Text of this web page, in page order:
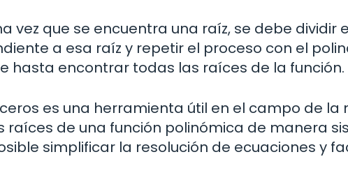
vez que se encuentra una raíz, se debe dividir
a esa raíz y repetir el proceso con el
hasta encontrar todas las raíces de la función.
es una herramienta útil en el campo de
de una función polinómica de manera
simplificar la resolución de ecuaciones y